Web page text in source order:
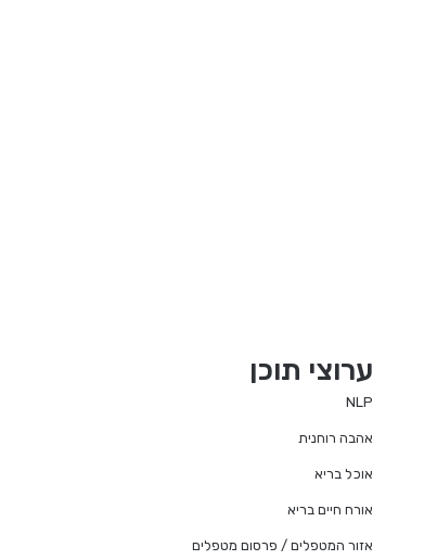
ערוצי תוכן
NLP
אהבה רוחנית
אוכל בריא
אורח חיים בריא
אזור המטפלים / פרסום מטפלים